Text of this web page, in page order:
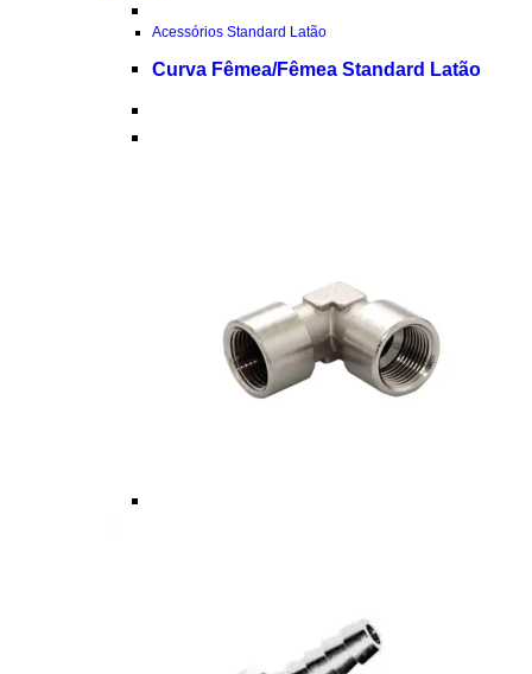
Acessórios Standard Latão
Curva Fêmea/Fêmea Standard Latão